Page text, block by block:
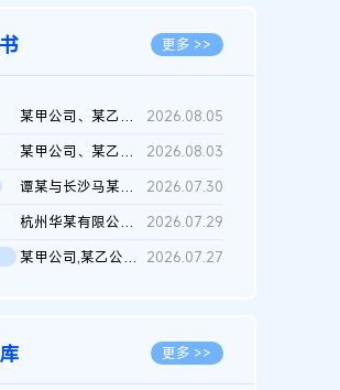
更多 >>
某甲公司、某乙公司、某丙公司申请诉前行为保全复议裁定书
2026.08.05
某甲公司、某乙公司、官某与某丙公司专利申请权权属纠纷 二审判决...
2026.08.03
谭某与长沙马某堆农产品股份有限公司滥用市场支配地位纠纷二审裁...
2026.07.30
杭州华某有限公司与菲某有限公司侵害发明专利权纠纷
2026.07.29
某甲公司,某乙公司,某门市部,某丙公司植物新品种临时保护期使用费... 2026.07.27
更多 >>